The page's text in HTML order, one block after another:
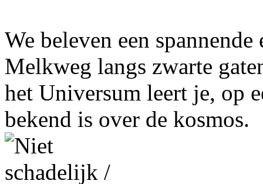
We beleven een
Melkweg langs zwarte
het Universum leert je, op
bekend is over de kosmos.